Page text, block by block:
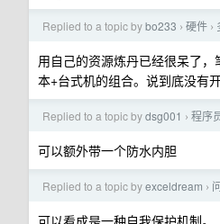
Replied to a topic bybo233 › 硬件 ›
用自己的资源炼丹已经很呆了
本+台式机的组合。说到底没有
Replied to a topic bydsg001 › 程序
可以额外带一个防水内胆
Replied to a topic byexceldream ›
可以看成是一种自我保护机制。